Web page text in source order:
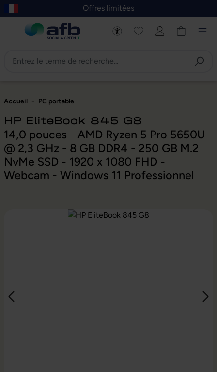
au contenu principal
Skip to B2B platform navigation
Offres limitées
Accueil - PC portable
HP EliteBook 845 G8
14,0 pouces - AMD Ryzen 5 Pro 5650U
@ 2,3 GHz - 8 GB DDR4 - 250 GB M.2
NvMe SSD - 1920 x 1080 FHD -
Webcam - Windows 11 Professionnel
Ignorer la galerie d'images